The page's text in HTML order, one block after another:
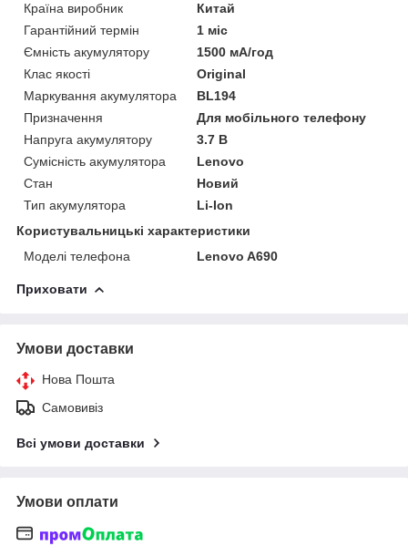
Країна виробник
Китай
Гарантійний термін
1 міс
Ємність акумулятору
1500 мА/год
Клас якості
Original
Маркування акумулятора
BL194
Призначення
Для мобільного телефону
Напруга акумулятору
3.7 В
Сумісність акумулятора
Lenovo
Стан
Новий
Тип акумулятора
Li-Ion
Користувальницькі характеристики
Моделі телефона
Lenovo A690
Приховати
Умови доставки
Нова Пошта
Самовивіз
Всі умови доставки
Умови оплати